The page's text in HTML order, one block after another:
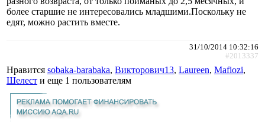
более старшие не интересовались младшими.Поскольку не
едят, можно растить вместе.
31/10/2014 10:32:16
#2013337
Нравится sobaka-barabaka, Викторович13, Laureen, Mafiozi,
Шелест и еще 1 пользователям